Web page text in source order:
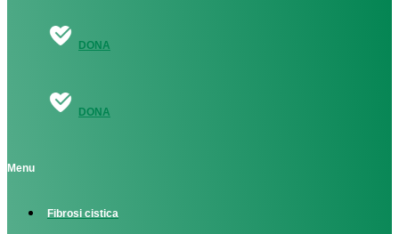
DONA
DONA
Menu
Fibrosi cistica